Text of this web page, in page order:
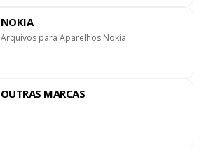
NOKIA
Arquivos para Aparelhos Nokia
OUTRAS MARCAS